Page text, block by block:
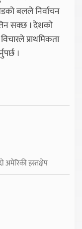
बलले निर्वाचन
सक्छ । देशको
प्राथमिकता
।
अमेरिकी हस्तक्षेप